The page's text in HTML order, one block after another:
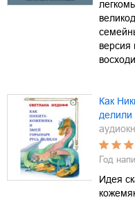
версия
Как
делили
Год
Идея